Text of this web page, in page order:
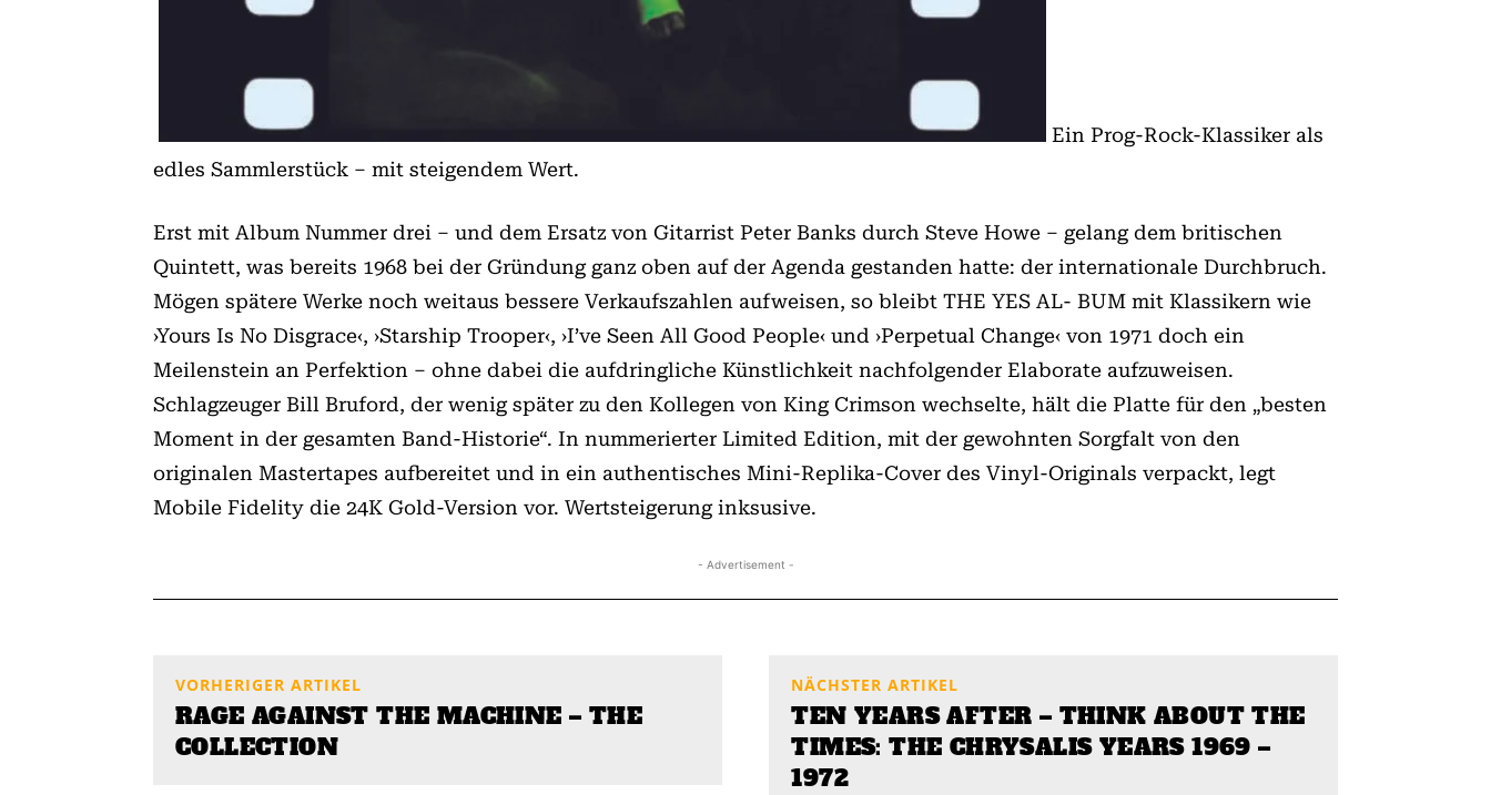
Ein Prog-Rock-Klassiker als
edles Sammlerstück – mit steigendem Wert.
Erst mit Album Nummer drei – und dem Ersatz von Gitarrist Peter Banks durch Steve Howe – gelang dem britischen
Quintett, was bereits 1968 bei der Gründung ganz oben auf der Agenda gestanden hatte: der internationale Durchbruch.
Mögen spätere Werke noch weitaus bessere Verkaufszahlen aufweisen, so bleibt THE YES AL- BUM mit Klassikern wie
›Yours Is No Disgrace‹, ›Starship Trooper‹, ›I’ve Seen All Good People‹ und ›Perpetual Change‹ von 1971 doch ein
Meilenstein an Perfektion – ohne dabei die aufdringliche Künstlichkeit nachfolgender Elaborate aufzuweisen.
Schlagzeuger Bill Bruford, der wenig später zu den Kollegen von King Crimson wechselte, hält die Platte für den „besten
Moment in der gesamten Band-Historie“. In nummerierter Limited Edition, mit der gewohnten Sorgfalt von den
originalen Mastertapes aufbereitet und in ein authentisches Mini-Replika-Cover des Vinyl-Originals verpackt, legt
Mobile Fidelity die 24K Gold-Version vor. Wertsteigerung inksusive.
- Advertisement -
VORHERIGER ARTIKEL
RAGE AGAINST THE MACHINE – THE
COLLECTION
NÄCHSTER ARTIKEL
TEN YEARS AFTER – THINK ABOUT THE
TIMES: THE CHRYSALIS YEARS 1969 –
1972